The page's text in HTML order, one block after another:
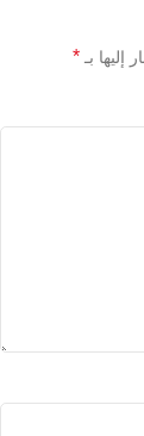
إليها بـ *